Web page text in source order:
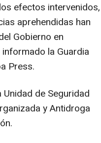
efectos intervenidos,
aprehendidas han
Gobierno en
la Guardia
Press.
de Seguridad
y Antidroga